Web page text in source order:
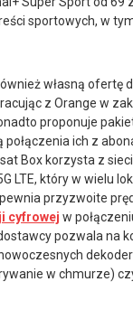
sportowych, w
własną ofertę
z Orange w
proponuje
połączenia ich z
Box korzysta z
LTE, który w wielu
przyzwoite
cyfrowej w
pozwala na
w chmurze)